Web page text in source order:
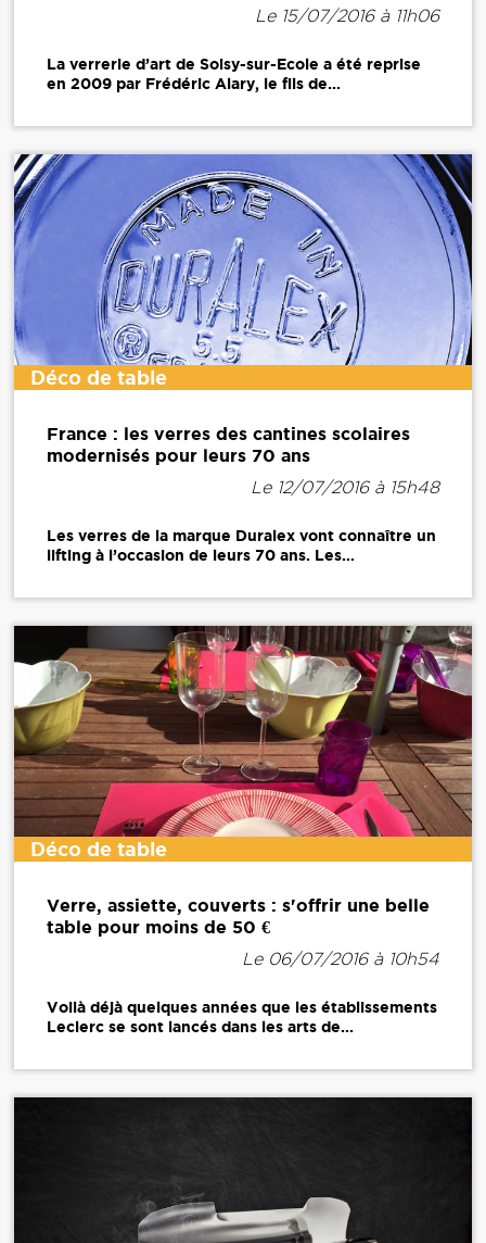
Le 15/07/2016 à 11h06
La verrerie d’art de Soisy-sur-Ecole a été reprise
en 2009 par Frédéric Alary, le fils de...
Déco de table
France : les verres des cantines scolaires
modernisés pour leurs 70 ans
Le 12/07/2016 à 15h48
Les verres de la marque Duralex vont connaître un
lifting à l’occasion de leurs 70 ans. Les...
Déco de table
Verre, assiette, couverts : s'offrir une belle
table pour moins de 50 €
Le 06/07/2016 à 10h54
Voilà déjà quelques années que les établissements
Leclerc se sont lancés dans les arts de...